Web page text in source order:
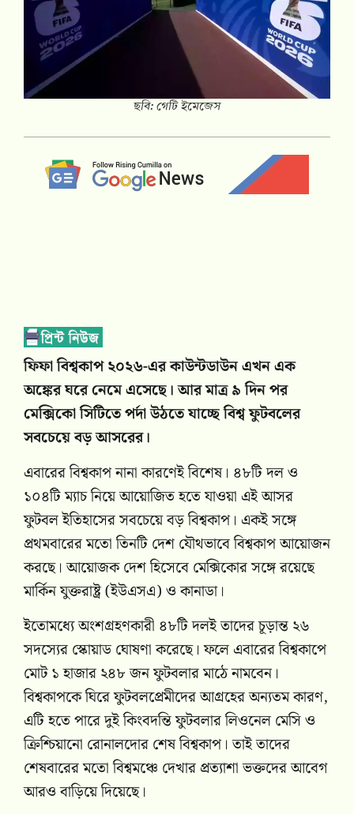
ছবি: গেটি ইমেজেস
ফিফা বিশ্বকাপ ২০২৬-এর কাউন্টডাউন এখন এক
অঙ্কের ঘরে নেমে এসেছে। আর মাত্র ৯ দিন পর
মেক্সিকো সিটিতে পর্দা উঠতে যাচ্ছে বিশ্ব ফুটবলের
সবচেয়ে বড় আসরের।
এবারের বিশ্বকাপ নানা কারণেই বিশেষ। ৪৮টি দল ও
১০৪টি ম্যাচ নিয়ে আয়োজিত হতে যাওয়া এই আসর
ফুটবল ইতিহাসের সবচেয়ে বড় বিশ্বকাপ। একই সঙ্গে
প্রথমবারের মতো তিনটি দেশ যৌথভাবে বিশ্বকাপ আয়োজন
করছে। আয়োজক দেশ হিসেবে মেক্সিকোর সঙ্গে রয়েছে
মার্কিন যুক্তরাষ্ট্র (ইউএসএ) ও কানাডা।
ইতোমধ্যে অংশগ্রহণকারী ৪৮টি দলই তাদের চূড়ান্ত ২৬
সদস্যের স্কোয়াড ঘোষণা করেছে। ফলে এবারের বিশ্বকাপে
মোট ১ হাজার ২৪৮ জন ফুটবলার মাঠে নামবেন।
বিশ্বকাপকে ঘিরে ফুটবলপ্রেমীদের আগ্রহের অন্যতম কারণ,
এটি হতে পারে দুই কিংবদন্তি ফুটবলার লিওনেল মেসি ও
ক্রিশ্চিয়ানো রোনালদোর শেষ বিশ্বকাপ। তাই তাদের
শেষবারের মতো বিশ্বমঞ্চে দেখার প্রত্যাশা ভক্তদের আবেগ
আরও বাড়িয়ে দিয়েছে।